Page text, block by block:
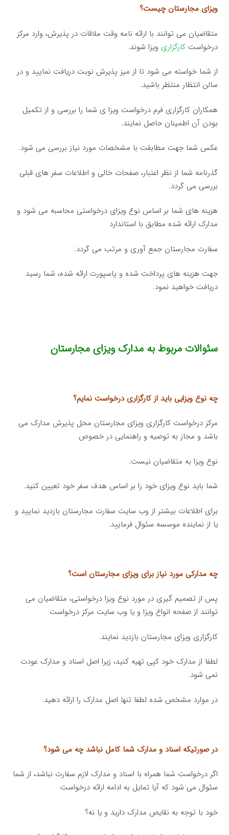
ویزای مجارستان چیست؟
متقاضیان می توانند با ارائه نامه وقت ملاقات در پذیرش، وارد مرکز
درخواستکارگزاری ویزا شوند.
از شما خواسته می شود تا از میز پذیرش نوبت دریافت نمایید و در
سالن انتظار منتظر باشید.
همکاران کارگزاری فرم درخواست ویزا ی شما را بررسی و از تکمیل
بودن آن اطمینان حاصل نمایند.
عکس شما جهت مطابقت با مشخصات مورد نیاز بررسی می شود.
گذرنامه شما از نظر اعتبار، صفحات خالی و اطلاعات سفر های قبلی
بررسی می گردد.
هزینه های شما بر اساس نوع ویزای درخواستی محاسبه می شود و
مدارک ارائه شده مطابق با استاندارد
سفارت مجارستان جمع آوری و مرتب می گردد.
جهت هزینه های پرداخت شده و پاسپورت ارائه شده، شما رسید
دریافت خواهید نمود.
سئوالات مربوط به مدارک ویزای مجارستان
چه نوع ویزایی باید از کارگزاری درخواست نمایم؟
مرکز درخواست کارگزاری ویزای مجارستان محل پذیرش مدارک می
باشد و مجاز به توصیه و راهنمایی در خصوص
نوع ویزا به متقاضیان نیست.
شما باید نوع ویزای خود را بر اساس هدف سفر خود تعیین کنید.
برای اطلاعات بیشتر از وب سایت سفارت مجارستان بازدید نمایید و
یا از نماینده موسسه سئوال فرمایید.
چه مدارکی مورد نیاز برای ویزای مجارستان است؟
پس از تصمیم گیری در مورد نوع ویزا درخواستی، متقاضیان می
توانند از صفحه انواع ویزا و یا وب سایت مركز درخواست
کارگزاری ویزای مجارستان بازدید نمایند.
لطفا از مدارک خود کپی تهیه کنید، زیرا اصل اسناد و مدارک عودت
نمی شود.
در موارد مشخص شده لطفا تنها اصل مدارک را ارائه دهید.
در صورتیکه اسناد و مدارک شما کامل نباشد چه می شود؟
اگر درخواست شما همراه با اسناد و مدارک لازم سفارت نباشد، از شما
سئوال می شود که آیا تمایل به ادامه ارائه درخواست
خود با توجه به نقایص مدارک دارید و یا نه؟